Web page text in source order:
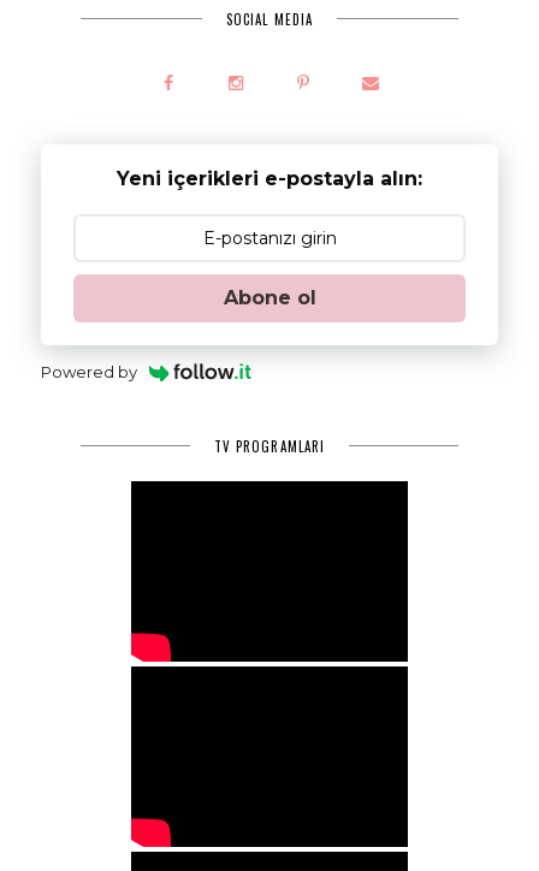
SOCIAL MEDIA
Yeni içerikleri e-postayla alın:
Abone ol
Powered by
TV PROGRAMLARI